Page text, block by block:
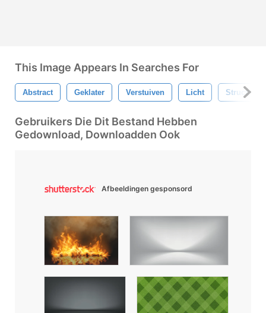
This Image Appears In Searches For
Abstract Geklater Verstuiven Licht Structuur
Gebruikers Die Dit Bestand Hebben
Gedownload, Downloadden Ook
Afbeeldingen gesponsord